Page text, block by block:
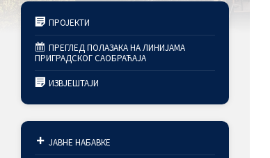
ПРОЈЕКТИ
ПРЕГЛЕД ПОЛАЗАКА НА ЛИНИЈАМА
ПРИГРАДСКОГ САОБРАЋАЈА
ИЗВЈЕШТАЈИ
ЈАВНЕ НАБАВКЕ